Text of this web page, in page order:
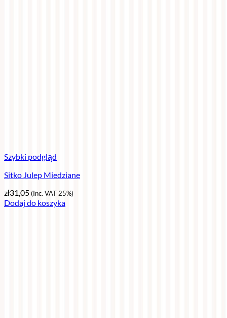
Szybki podgląd
Sitko Julep Miedziane
zł31,05(Inc. VAT 25%)
Dodaj do koszyka